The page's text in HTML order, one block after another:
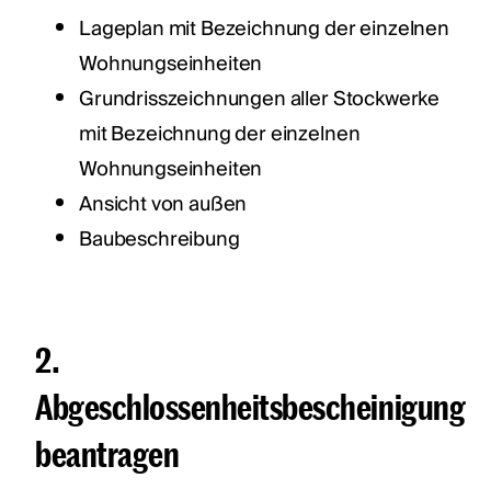
Lageplan mit Bezeichnung der einzelnen
Wohnungseinheiten
Grundrisszeichnungen aller Stockwerke
mit Bezeichnung der einzelnen
Wohnungseinheiten
Ansicht von außen
Baubeschreibung
2.
Abgeschlossenheitsbescheinigung
beantragen